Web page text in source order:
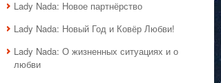
Lady Nada: Новое партнёрство
Lady Nada: Новый Год и Ковёр Любви!
Lady Nada: О жизненных ситуациях и о
любви